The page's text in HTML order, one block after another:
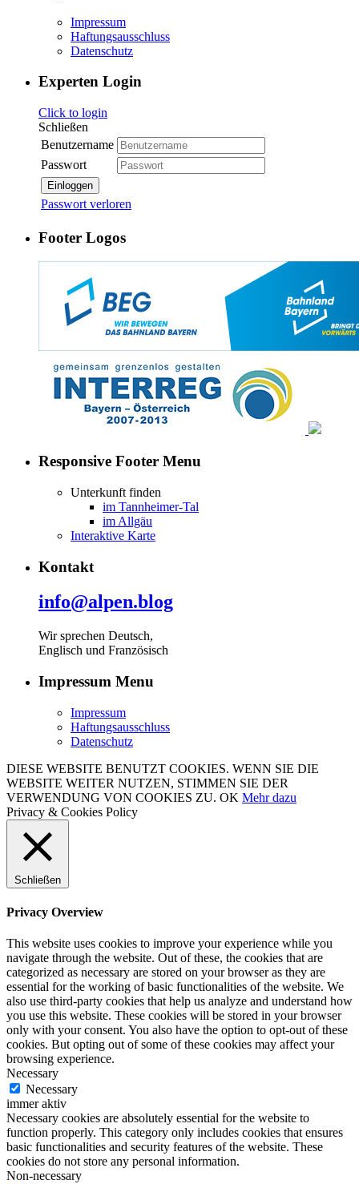
Impressum
Haftungsausschluss
Datenschutz
Experten Login
Click to login
Schließen
Benutzername
Passwort
Einloggen
Passwort verloren
Footer Logos
Responsive Footer Menu
Unterkunft finden
im Tannheimer-Tal
im Allgäu
Interaktive Karte
Kontakt
info@alpen.blog
Wir sprechen Deutsch,
Englisch und Französisch
Impressum Menu
Impressum
Haftungsausschluss
Datenschutz
DIESE WEBSITE BENUTZT COOKIES. WENN SIE DIE
WEBSITE WEITER NUTZEN, STIMMEN SIE DER
VERWENDUNG VON COOKIES ZU. OK Mehr dazu
Privacy & Cookies Policy
Schließen
Privacy Overview
This website uses cookies to improve your experience while you
navigate through the website. Out of these, the cookies that are
categorized as necessary are stored on your browser as they are
essential for the working of basic functionalities of the website. We
also use third-party cookies that help us analyze and understand how
you use this website. These cookies will be stored in your browser
only with your consent. You also have the option to opt-out of these
cookies. But opting out of some of these cookies may affect your
browsing experience.
Necessary
Necessary
immer aktiv
Necessary cookies are absolutely essential for the website to
function properly. This category only includes cookies that ensures
basic functionalities and security features of the website. These
cookies do not store any personal information.
Non-necessary